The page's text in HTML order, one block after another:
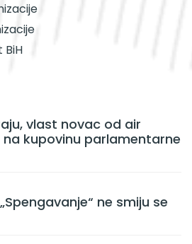
BiH
vlast novac od air
kupovinu parlamentarne
ne smiju se